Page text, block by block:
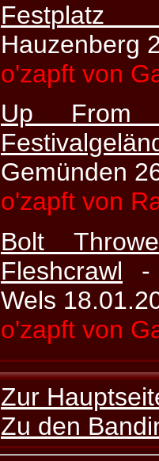
Hauzenberg
o'zapft von
Up From
Gemünden
o'zapft von
Bolt
Fleshcrawl
Wels
o'zapft von
Zur
Zu den